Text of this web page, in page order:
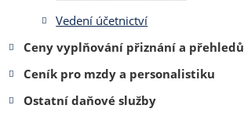
Vedení účetnictví
Ceny vyplňování přiznání a přehledů
Ceník pro mzdy a personalistiku
Ostatní daňové služby